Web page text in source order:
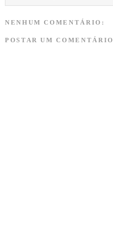
NENHUM COMENTÁRIO:
POSTAR UM COMENTÁRIO